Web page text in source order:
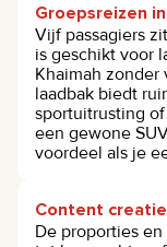
Groepsreizen
Vijf passagiers
is geschikt voor
Khaimah zonder
laadbak biedt
sportuitrusting
een gewone
voordeel als je
Content
De proporties